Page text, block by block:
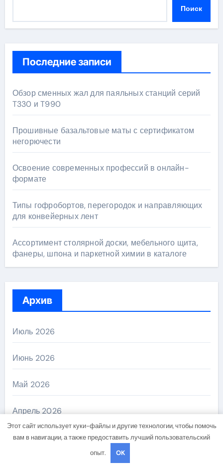
Поиск
Последние записи
Обзор сменных жал для паяльных станций серий
T330 и T990
Прошивные базальтовые маты с сертификатом
негорючести
Освоение современных профессий в онлайн-
формате
Типы гофробортов, перегородок и направляющих
для конвейерных лент
Ассортимент столярной доски, мебельного щита,
фанеры, шпона и паркетной химии в каталоге
Архив
Июль 2026
Июнь 2026
Май 2026
Апрель 2026
Ноябрь 2024
Этот сайт использует куки-файлы и другие технологии, чтобы помочь
вам в навигации, а также предоставить лучший пользовательский
опыт.
OK